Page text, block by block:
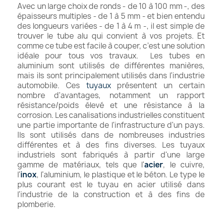
Avec un large choix de ronds - de 10 à 100 mm -, des
épaisseurs multiples - de 1 à 5 mm - et bien entendu
des longueurs variées - de 1 à 4 m -, il est simple de
trouver le tube alu qui convient à vos projets. Et
comme ce tube est facile à couper, c’est une solution
idéale pour tous vos travaux. Les tubes en
aluminium sont utilisés de différentes manières,
mais ils sont principalement utilisés dans l'industrie
automobile. Ces tuyauxprésentent un certain
nombre d'avantages, notamment un rapport
résistance/poids élevé et une résistance à la
corrosion. Les canalisations industrielles constituent
une partie importante de l'infrastructure d'un pays.
Ils sont utilisés dans de nombreuses industries
différentes et à des fins diverses. Les tuyaux
industriels sont fabriqués à partir d'une large
gamme de matériaux, tels que l'acier, le cuivre,
l'inox, l'aluminium, le plastique et le béton. Le type le
plus courant est le tuyau en acier utilisé dans
l'industrie de la construction et à des fins de
plomberie.